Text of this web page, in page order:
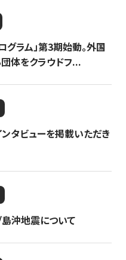
グラム」第3期始動。外国
体をクラウドフ...
タビューを掲載いただき
沖地震について